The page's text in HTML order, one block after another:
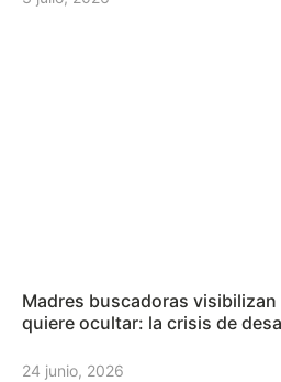
Madres buscadoras visibilizan
quiere ocultar: la crisis de
24 junio, 2026